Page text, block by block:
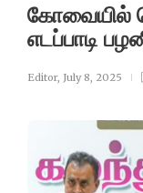
கோவையில்
எடப்பாடி
Editor, July 8, 2025